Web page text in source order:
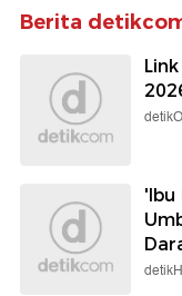
Berita
'Ibu